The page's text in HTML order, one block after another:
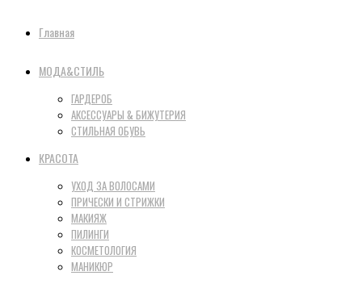
Главная
МОДА&СТИЛЬ
ГАРДЕРОБ
АКСЕССУАРЫ & БИЖУТЕРИЯ
СТИЛЬНАЯ ОБУВЬ
КРАСОТА
УХОД ЗА ВОЛОСАМИ
ПРИЧЕСКИ И СТРИЖКИ
МАКИЯЖ
ПИЛИНГИ
КОСМЕТОЛОГИЯ
МАНИКЮР